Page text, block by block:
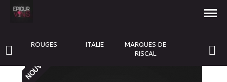
ROUGES ITALIE
MARQUES DE
RISCAL
Caldora DOC Montepulciano d'abruzzo
9,50 €
NOUVEAU